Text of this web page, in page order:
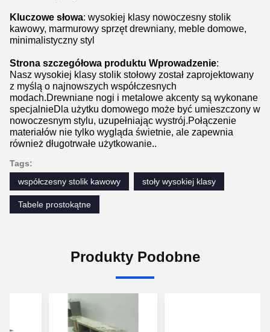
Kluczowe słowa: wysokiej klasy nowoczesny stolik
kawowy, marmurowy sprzęt drewniany, meble domowe,
minimalistyczny styl
Strona szczegółowa produktu Wprowadzenie:
Nasz wysokiej klasy stolik stołowy został zaprojektowany
z myślą o najnowszych współczesnych
modach.Drewniane nogi i metalowe akcenty są wykonane
specjalnieDla użytku domowego może być umieszczony w
nowoczesnym stylu, uzupełniając wystrój.Połączenie
materiałów nie tylko wygląda świetnie, ale zapewnia
również długotrwałe użytkowanie..
Tags:
współczesny stolik kawowy
stoły wysokiej klasy
Tabele prostokątne
Produkty Podobne